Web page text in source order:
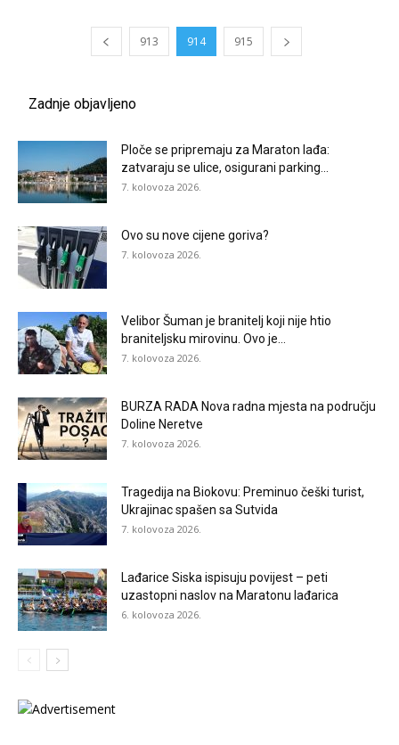
913 914 915
Zadnje objavljeno
Ploče se pripremaju za Maraton lađa:
zatvaraju se ulice, osigurani parking...
7. kolovoza 2026.
Ovo su nove cijene goriva?
7. kolovoza 2026.
Velibor Šuman je branitelj koji nije htio
braniteljsku mirovinu. Ovo je...
7. kolovoza 2026.
BURZA RADA Nova radna mjesta na području
Doline Neretve
7. kolovoza 2026.
Tragedija na Biokovu: Preminuo češki turist,
Ukrajinac spašen sa Sutvida
7. kolovoza 2026.
Lađarice Siska ispisuju povijest – peti
uzastopni naslov na Maratonu lađarica
6. kolovoza 2026.